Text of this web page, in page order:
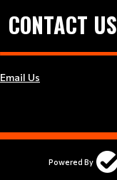
CONTACT US
Email Us
Powered By